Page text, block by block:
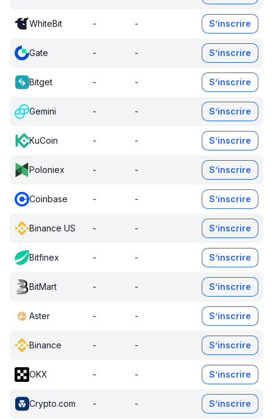
WhiteBit - - S’inscrire
Gate - - S’inscrire
Bitget - - S’inscrire
Gemini - - S’inscrire
KuCoin - - S’inscrire
Poloniex - - S’inscrire
Coinbase - - S’inscrire
Binance US - - S’inscrire
Bitfinex - - S’inscrire
BitMart - - S’inscrire
Aster - - S’inscrire
Binance - - S’inscrire
OKX - - S’inscrire
Crypto.com - - S’inscrire